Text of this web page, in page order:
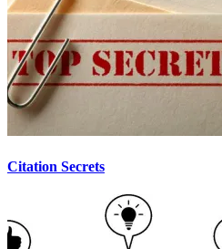
Citation Secrets